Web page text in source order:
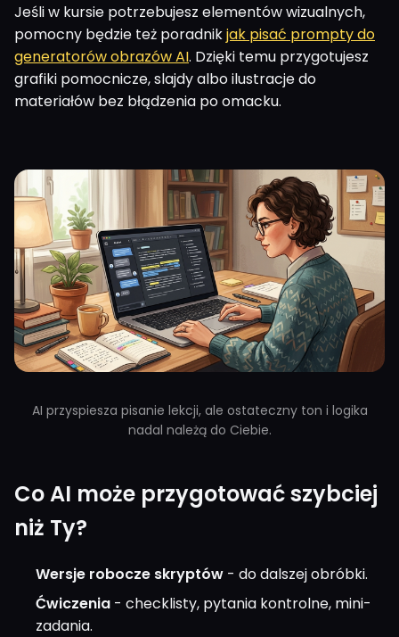
Jeśli w kursie potrzebujesz elementów wizualnych,
pomocny będzie też poradnikjak pisać prompty do
generatorów obrazów AI. Dzięki temu przygotujesz
grafiki pomocnicze, slajdy albo ilustracje do
materiałów bez błądzenia po omacku.
AI przyspiesza pisanie lekcji, ale ostateczny ton i logika
nadal należą do Ciebie.
Co AI może przygotować szybciej
niż Ty?
Wersje robocze skryptów - do dalszej obróbki.
Ćwiczenia - checklisty, pytania kontrolne, mini-
zadania.